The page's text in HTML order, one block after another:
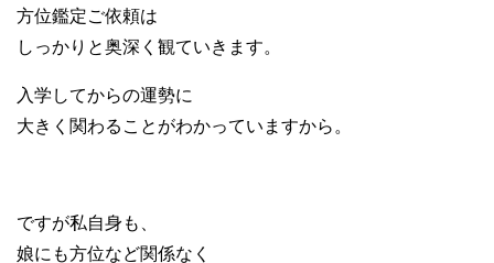
方位鑑定ご依頼は
しっかりと奥深く観ていきます。
入学してからの運勢に
大きく関わることがわかっていますから。
ですが私自身も、
娘にも方位など関係なく